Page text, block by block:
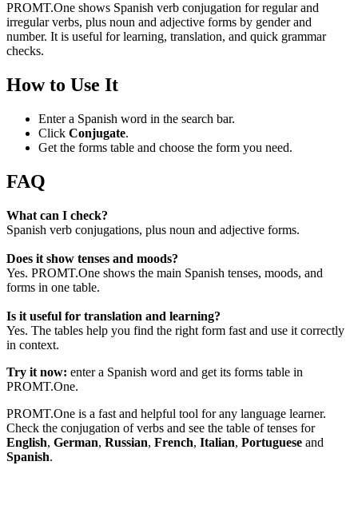
PROMT.One shows Spanish verb conjugation for regular and
irregular verbs, plus noun and adjective forms by gender and
number. It is useful for learning, translation, and quick grammar
checks.
How to Use It
Enter a Spanish word in the search bar.
Click Conjugate.
Get the forms table and choose the form you need.
FAQ
What can I check?
Spanish verb conjugations, plus noun and adjective forms.
Does it show tenses and moods?
Yes. PROMT.One shows the main Spanish tenses, moods, and
forms in one table.
Is it useful for translation and learning?
Yes. The tables help you find the right form fast and use it correctly
in context.
Try it now: enter a Spanish word and get its forms table in
PROMT.One.
PROMT.One is a fast and helpful tool for any language learner.
Check the conjugation of verbs and see the table of tenses for
English, German, Russian, French, Italian, Portuguese and
Spanish.